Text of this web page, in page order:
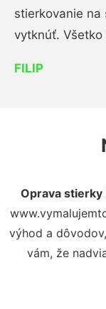
stierkovanie
vytknúť. Všetko
FILIP
Oprava stierky
výhod a
vám, že